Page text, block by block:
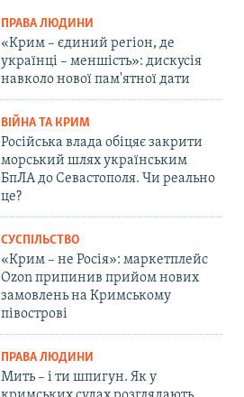
ПРАВА ЛЮДИНИ
«Крим – єдиний регіон, де
українці – меншість»: дискусія
навколо нової пам'ятної дати
ВІЙНА ТА КРИМ
Російська влада обіцяє закрити
морський шлях українським
БпЛА до Севастополя. Чи реально
це?
СУСПІЛЬСТВО
«Крим – не Росія»: маркетплейс
Ozon припинив прийом нових
замовлень на Кримському
півострові
ПРАВА ЛЮДИНИ
Мить – і ти шпигун. Як у